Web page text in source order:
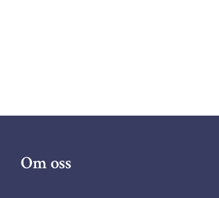
Om oss